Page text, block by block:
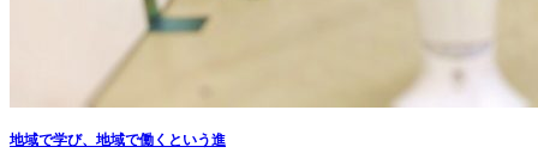
地域で学び、地域で働くという進